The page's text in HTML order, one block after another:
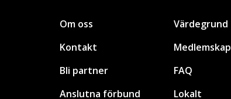
Om oss
Kontakt
Bli partner
Anslutna förbund
Värdegrund
Medlemskap
FAQ
Lokalt